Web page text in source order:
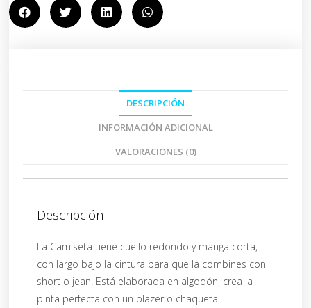
DESCRIPCIÓN
INFORMACIÓN ADICIONAL
VALORACIONES (0)
Descripción
La Camiseta tiene cuello redondo y manga corta,
con largo bajo la cintura para que la combines con
short o jean. Está elaborada en algodón, crea la
pinta perfecta con un blazer o chaqueta.